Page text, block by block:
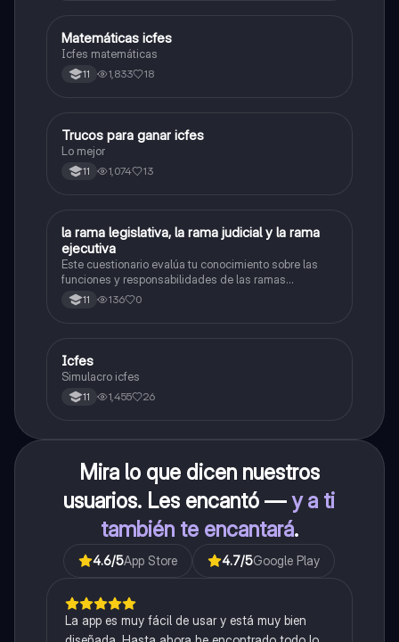
ICFES: Matemáticas
Matemáticas icfes
Icfes matemáticas
11 1,833 18
Química
Trucos para ganar icfes
Lo mejor
11 1,074 13
LSociales/Historia
la rama legislativa, la rama judicial y la rama
ejecutiva
Este cuestionario evalúa tu conocimiento sobre las
funciones y responsabilidades de las ramas
legislativa, judicial y ejecutiva.
11 136 0
ICFES: Sociales y Ciudadanas
Icfes
Simulacro icfes
11 1,455 26
Mira lo que dicen nuestros
usuarios. Les encantó —y a ti
también te encantará.
4.6/5App Store 4.7/5Google Play
La app es muy fácil de usar y está muy bien